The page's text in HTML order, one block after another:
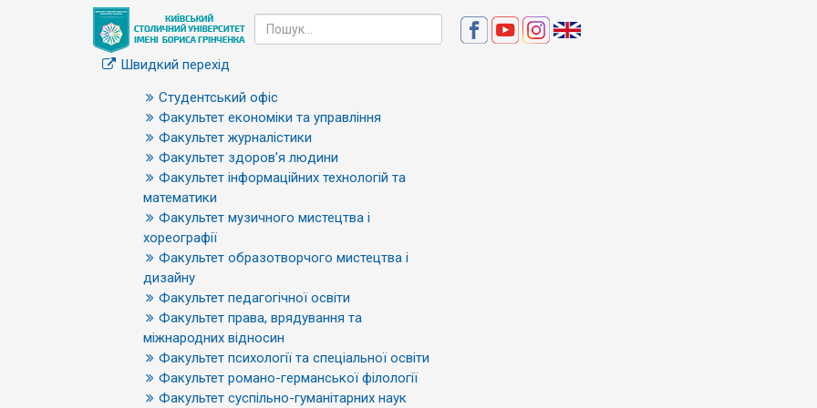
Швидкий перехід
Студентський офіс
Факультет економіки та управління
Факультет журналістики
Факультет здоров’я людини
Факультет інформаційних технологій та
математики
Факультет музичного мистецтва і
хореографії
Факультет образотворчого мистецтва і
дизайну
Факультет педагогічної освіти
Факультет права, врядування та
міжнародних відносин
Факультет психології та спеціальної освіти
Факультет романо-германської філології
Факультет суспільно-гуманітарних наук